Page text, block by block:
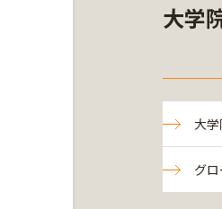
大学
大
グ